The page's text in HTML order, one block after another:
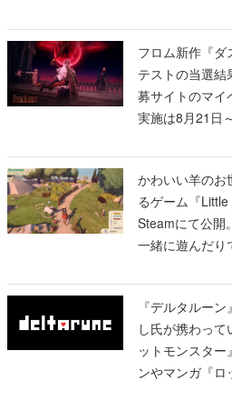
の無料プレイ
フロム新作『ダ
テストの当選
募サイトのマイ
実施は8月21日
かわいい羊のお
るゲーム『
Steamにて公開
一緒に遊んだり
『デルタルー
し氏が携わっ
ットモンスタ
ンやマンガ『